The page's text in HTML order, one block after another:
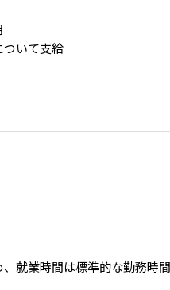
いて支給
就業時間は標準的な勤務時